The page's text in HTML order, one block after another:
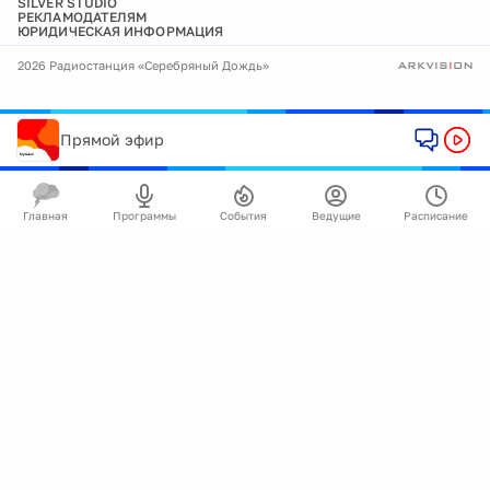
РЕКЛАМОДАТЕЛЯМ
ЮРИДИЧЕСКАЯ ИНФОРМАЦИЯ
2026 Радиостанция «Серебряный Дождь»
Прямой эфир
Главная Программы События Ведущие Расписание